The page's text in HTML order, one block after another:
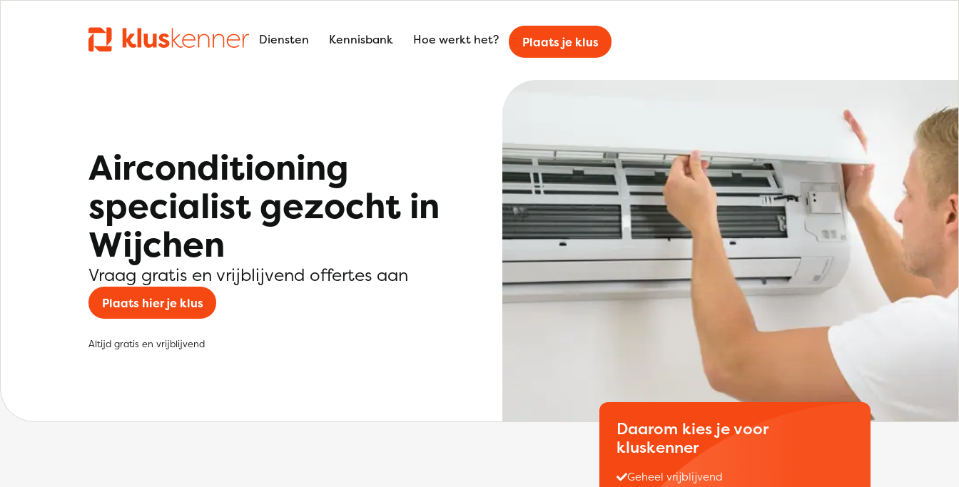
Diensten Kennisbank Hoe werkt het? Plaats je klus
Airconditioning
specialist gezocht in
Wijchen
Vraag gratis en vrijblijvend offertes aan
Plaats hier je klus
Altijd gratis en vrijblijvend
Daarom kies je voor
kluskenner
Geheel vrijblijvend